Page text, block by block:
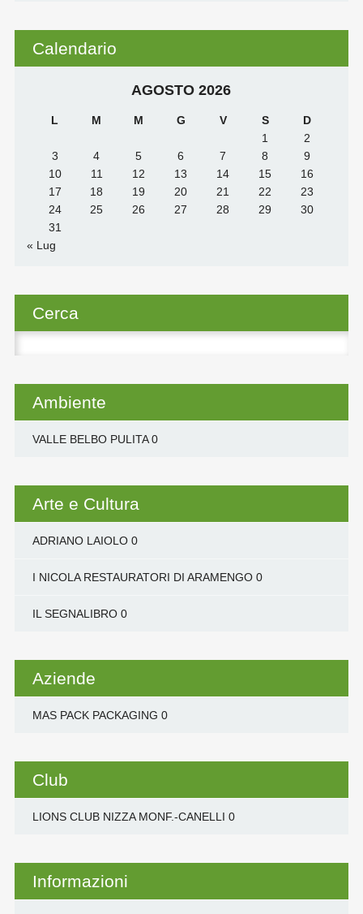
Calendario
AGOSTO 2026
L M M G V S
D
1
2
3
4 5 6 7 8
9
10
11 12 13 14 15
16
17
18 19 20 21 22
23
24
25 26 27 28 29
30
31
« Lug
Cerca
per:
Ambiente
VALLE BELBO PULITA0
Arte e Cultura
ADRIANO LAIOLO0
I NICOLA RESTAURATORI DI ARAMENGO0
IL SEGNALIBRO0
Aziende
MAS PACK PACKAGING 0
Club
LIONS CLUB NIZZA MONF.-CANELLI 0
Informazioni